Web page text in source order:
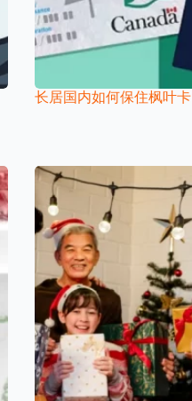
长居国内如何保住枫叶卡